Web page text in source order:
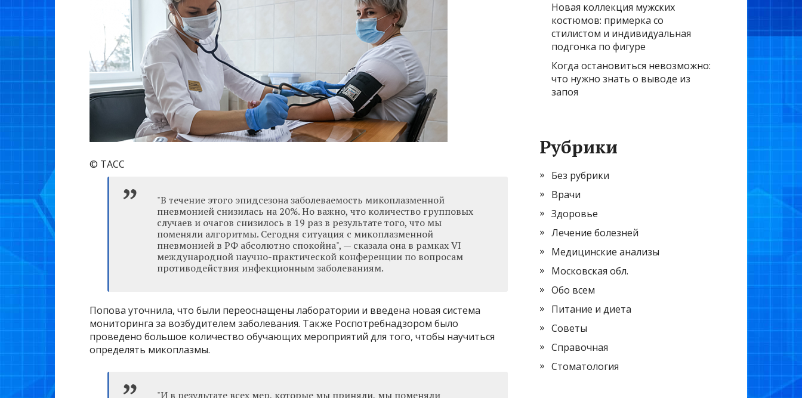
© ТАСС
"В течение этого эпидсезона заболеваемость микоплазменной
пневмонией снизилась на 20%. Но важно, что количество групповых
случаев и очагов снизилось в 19 раз в результате того, что мы
поменяли алгоритмы. Сегодня ситуация с микоплазменной
пневмонией в РФ абсолютно спокойна", — сказала она в рамках VI
международной научно-практической конференции по вопросам
противодействия инфекционным заболеваниям.
Попова уточнила, что были переоснащены лаборатории и введена новая система
мониторинга за возбудителем заболевания. Также Роспотребнадзором было
проведено большое количество обучающих мероприятий для того, чтобы научиться
определять микоплазмы.
"И в результате всех мер, которые мы приняли, мы поменяли
Новая коллекция мужских
костюмов: примерка со
стилистом и индивидуальная
подгонка по фигуре
Когда остановиться невозможно:
что нужно знать о выводе из
запоя
Рубрики
Без рубрики
Врачи
Здоровье
Лечение болезней
Медицинские анализы
Московская обл.
Обо всем
Питание и диета
Советы
Справочная
Стоматология